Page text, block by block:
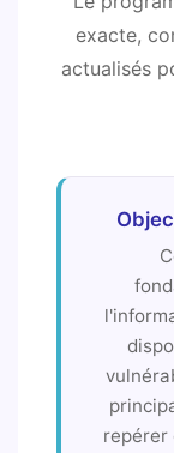
exacte,
actualisés
repérer